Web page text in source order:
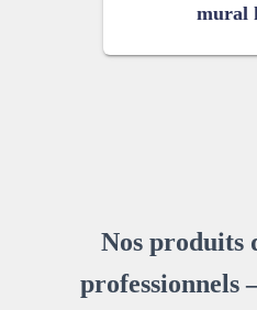
mural
Nos produits
professionnels